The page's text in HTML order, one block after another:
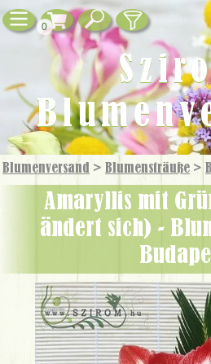
0
Blumenversand > Blumensträuße >
Amaryllis mit Grün (Die Farbe
ändert sich) -